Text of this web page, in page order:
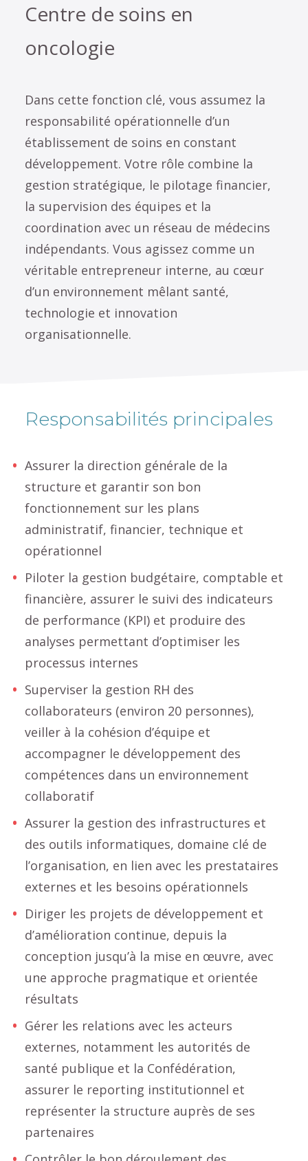
Centre de soins en
oncologie
Dans cette fonction clé, vous assumez la
responsabilité opérationnelle d’un
établissement de soins en constant
développement. Votre rôle combine la
gestion stratégique, le pilotage financier,
la supervision des équipes et la
coordination avec un réseau de médecins
indépendants. Vous agissez comme un
véritable entrepreneur interne, au cœur
d’un environnement mêlant santé,
technologie et innovation
organisationnelle.
Responsabilités principales
Assurer la direction générale de la
structure et garantir son bon
fonctionnement sur les plans
administratif, financier, technique et
opérationnel
Piloter la gestion budgétaire, comptable et
financière, assurer le suivi des indicateurs
de performance (KPI) et produire des
analyses permettant d’optimiser les
processus internes
Superviser la gestion RH des
collaborateurs (environ 20 personnes),
veiller à la cohésion d’équipe et
accompagner le développement des
compétences dans un environnement
collaboratif
Assurer la gestion des infrastructures et
des outils informatiques, domaine clé de
l’organisation, en lien avec les prestataires
externes et les besoins opérationnels
Diriger les projets de développement et
d’amélioration continue, depuis la
conception jusqu’à la mise en œuvre, avec
une approche pragmatique et orientée
résultats
Gérer les relations avec les acteurs
externes, notamment les autorités de
santé publique et la Confédération,
assurer le reporting institutionnel et
représenter la structure auprès de ses
partenaires